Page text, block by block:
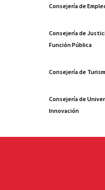
Consejería de
Consejería de
Función Pública
Consejería de
Consejería de
Innovación